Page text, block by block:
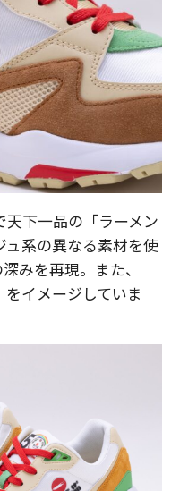
下一品の「ラーメン
系の異なる素材を使
みを再現。また、
イメージしていま